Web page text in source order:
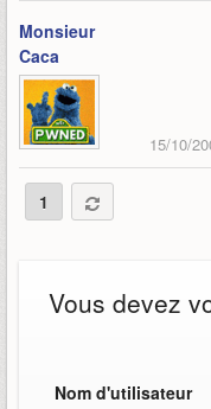
Monsieur
Caca
15/10/
1
Vous devez
Nom d'utilisateur